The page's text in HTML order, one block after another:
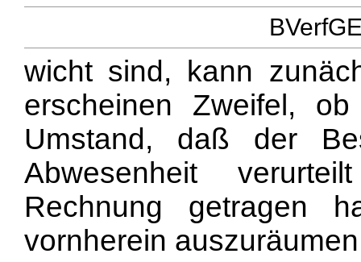
wicht sind, kann
erscheinen Zweifel,
Umstand, daß der
Abwesenheit
Rechnung getragen
vornherein